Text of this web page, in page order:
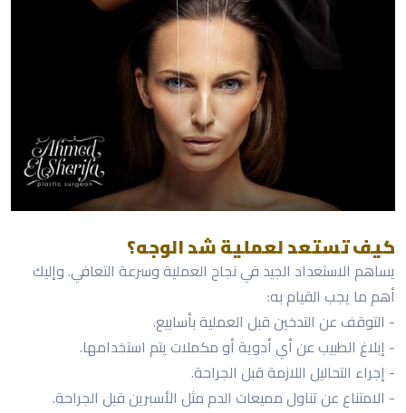
كيف تستعد لعملية شد الوجه؟
يساهم الاستعداد الجيد في نجاح العملية وسرعة التعافي. وإليك
أهم ما يجب القيام به:
- التوقف عن التدخين قبل العملية بأسابيع.
- إبلاغ الطبيب عن أي أدوية أو مكملات يتم استخدامها.
- إجراء التحاليل اللازمة قبل الجراحة.
- الامتناع عن تناول مميعات الدم مثل الأسبرين قبل الجراحة.